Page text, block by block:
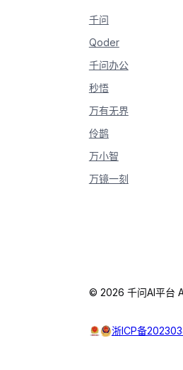
千问
Qoder
千问办公
秒悟
万有无界
伶鹊
万小智
万镜一刻
© 2026 千问AI平台
浙ICP备